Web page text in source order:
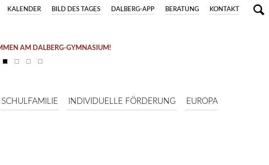
KONTAKT
BERATUNG
DALBERG-APP
BILD DES TAGES
KALENDER
AM DALBERG-GYMNASIUM!
SCHULFAMILIE INDIVIDUELLE FÖRDERUNG EUROPA